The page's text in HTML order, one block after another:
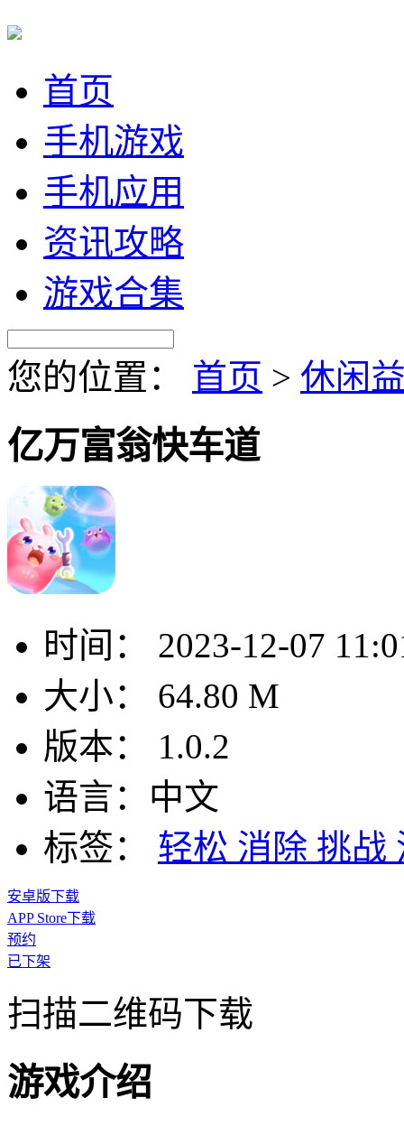
首页
手机游戏
手机应用
资讯攻略
游戏合集
您的位置： 首页 > 休闲
亿万富翁快车道
时间：
2023-12-07
大小：
64.80 M
版本：
1.0.2
语言： 中文
标签：
轻松 消除 挑战
安卓版下载
APP Store下载
预约
已下架
扫描二维码下载
游戏介绍